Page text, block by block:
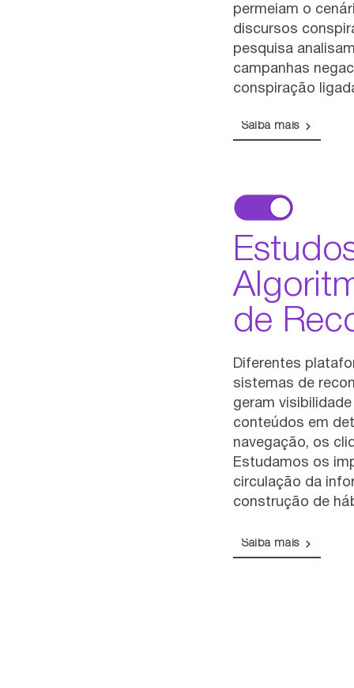
permeiam o
discursos
pesquisa
campanhas
conspiração
Saiba mais
de
Diferentes
sistemas de
geram
conteúdos em
navegação, os
Estudamos os
circulação da
construção de
Saiba mais